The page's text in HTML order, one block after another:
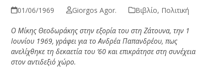
01/06/1969 Giorgos Agor. Βιβλίο, Πολιτική
Ο Μίκης Θεοδωράκης στην εξορία του στη Ζάτουνα, την 1
Ιουνίου 1969, γράφει για το Ανδρέα Παπανδρέου, πως
ανελίχθηκε τη δεκαετία του ’60 και επικράτησε στη συνέχεια
στον αντιδεξιό χώρο.